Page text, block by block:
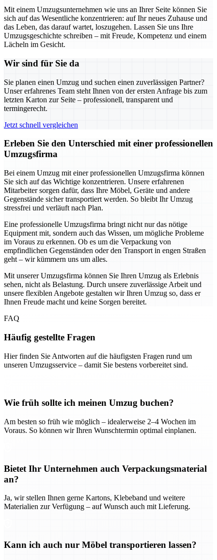
Mit einem Umzugsunternehmen wie uns an Ihrer Seite können Sie
sich auf das Wesentliche konzentrieren: auf Ihr neues Zuhause und
das Leben, das darauf wartet, loszugehen. Lassen Sie uns Ihre
Umzugsgeschichte schreiben – mit Freude, Kompetenz und einem
Lächeln im Gesicht.
Wir sind für Sie da
Sie planen einen Umzug und suchen einen zuverlässigen Partner?
Unser erfahrenes Team steht Ihnen von der ersten Anfrage bis zum
letzten Karton zur Seite – professionell, transparent und
termingerecht.
Jetzt schnell vergleichen
Erleben Sie den Unterschied mit einer professionellen
Umzugsfirma
Bei einem Umzug mit einer professionellen Umzugsfirma können
Sie sich auf das Wichtige konzentrieren. Unsere erfahrenen
Mitarbeiter sorgen dafür, dass Ihre Möbel, Geräte und andere
Gegenstände sicher transportiert werden. So bleibt Ihr Umzug
stressfrei und verläuft nach Plan.
Eine professionelle Umzugsfirma bringt nicht nur das nötige
Equipment mit, sondern auch das Wissen, um mögliche Probleme
im Voraus zu erkennen. Ob es um die Verpackung von
empfindlichen Gegenständen oder den Transport in engen Straßen
geht – wir kümmern uns um alles.
Mit unserer Umzugsfirma können Sie Ihren Umzug als Erlebnis
sehen, nicht als Belastung. Durch unsere zuverlässige Arbeit und
unsere flexiblen Angebote gestalten wir Ihren Umzug so, dass er
Ihnen Freude macht und keine Sorgen bereitet.
FAQ
Häufig gestellte Fragen
Hier finden Sie Antworten auf die häufigsten Fragen rund um
unseren Umzugsservice – damit Sie bestens vorbereitet sind.
Wie früh sollte ich meinen Umzug buchen?
Am besten so früh wie möglich – idealerweise 2–4 Wochen im
Voraus. So können wir Ihren Wunschtermin optimal einplanen.
Bietet Ihr Unternehmen auch Verpackungsmaterial
an?
Ja, wir stellen Ihnen gerne Kartons, Klebeband und weitere
Materialien zur Verfügung – auf Wunsch auch mit Lieferung.
Kann ich auch nur Möbel transportieren lassen?